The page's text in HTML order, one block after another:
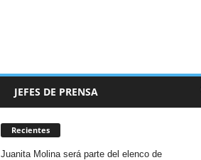
JEFES DE PRENSA
Recientes
Juanita Molina será parte del elenco de